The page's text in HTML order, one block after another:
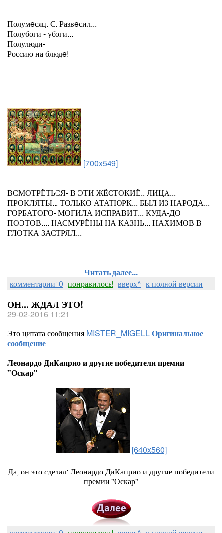
Полумeсяц. С. Развeсил...
Полубоги - убоги...
Полулюди-
Россию на блюдe!
[700x549]
ВСМОТРЁТЬСЯ- В ЭТИ ЖЁСТОКИЁ.. ЛИЦА...
ПРОКЛЯТЫ... ТОЛЬКО АТАТЮРК... БЫЛ ИЗ НАРОДА...
ГОРБАТОГО- МОГИЛА ИСПРАВИТ... КУДА-ДО
ПОЭТОВ.... НАСМУРЁНЫ НА КАЗНЬ... НАХИМОВ В
ГЛОТКА ЗАСТРЯЛ...
Читать далее...
комментарии: 0 понравилось! вверх^ к полной версии
ОН... ЖДАЛ ЭТО!
29-02-2016 11:21
Это цитата сообщения MISTER_MIGELLОригинальное
сообщение
Леонардо ДиКаприо и другие победители премии
"Оскар"
[640x560]
Да, он это сделал: Леонардо ДиКаприо и другие победители
премии "Оскар"